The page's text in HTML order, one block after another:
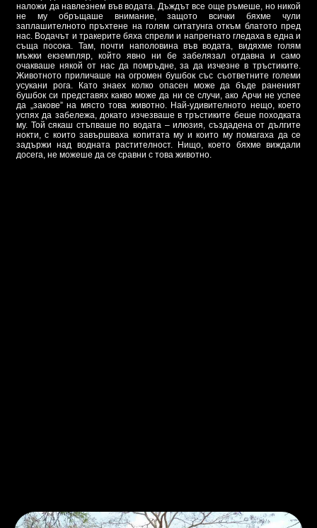
наложи да навлезнем във водата. Дъждът все още ръмеше, но никой
не му обръщаше внимание, защото всички бяхме чули
заплашителното пръхтене на голям ситатунга откъм блатото пред
нас. Водачът и тракерите бяха спрели и напрегнато гледаха в една и
съща посока. Там, почти наполовина във водата, видяхме голям
мъжки екземпляр, който явно ни бе забелязал отдавна и само
очакваше някой от нас да помръдне, за да изчезне в тръстиките.
Животното приличаше на огромен бушбок със съответните големи
усукани рога. Като знаех колко опасен може да бъде раненият
бушбок си представях какво може да ни се случи, ако Арчи не успее
да „закове” на място това животно. Най-удивителното нещо, което
успях да забележа, докато изчезваше в тръстиките беше походката
му. Той сякаш стъпваше по водата – илюзия, създадена от дългите
нокти, с които завършваха копитата му и които му помагаха да се
задържи над водната растителност. Нищо, което бяхме виждали
досега, не можеше да се сравни с това животно.